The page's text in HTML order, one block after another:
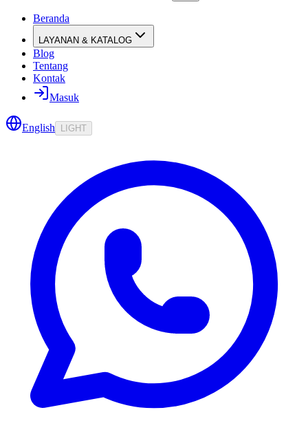
Beranda
LAYANAN & KATALOG
Blog
Tentang
Kontak
Masuk
English LIGHT